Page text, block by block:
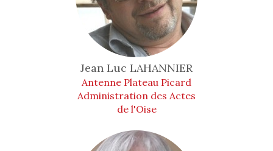
Jean Luc LAHANNIER
Antenne Plateau Picard
Administration des Actes
de l'Oise